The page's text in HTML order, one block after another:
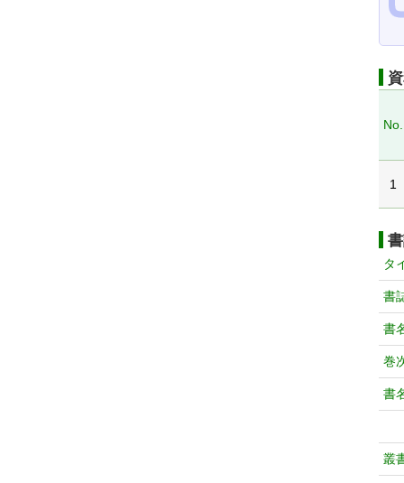
No.
1
タ
書
書
巻
書
叢